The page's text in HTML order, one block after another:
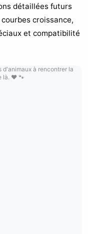
détaillées futurs
croissance,
et compatibilité
d'animaux à rencontrer la
là. ❤️ 🐾